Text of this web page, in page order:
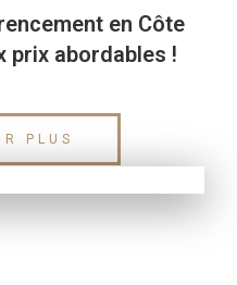
en Côte
prix abordables !
PLUS